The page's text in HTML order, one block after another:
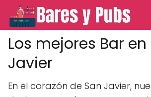
Los mejores Bar en
Javier
En el corazón de San Javier,